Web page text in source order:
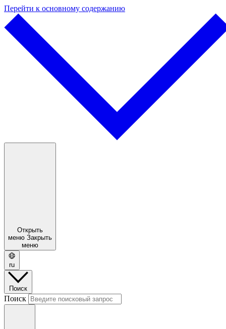
Перейти к основному содержанию
Открыть
меню Закрыть
меню
ru
Поиск
Поиск